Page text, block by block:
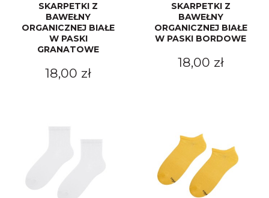
SKARPETKI Z
BAWEŁNY
ORGANICZNEJ BIAŁE
W PASKI
GRANATOWE
18,00 zł
SKARPETKI Z
BAWEŁNY
ORGANICZNEJ BIAŁE
W PASKI BORDOWE
18,00 zł